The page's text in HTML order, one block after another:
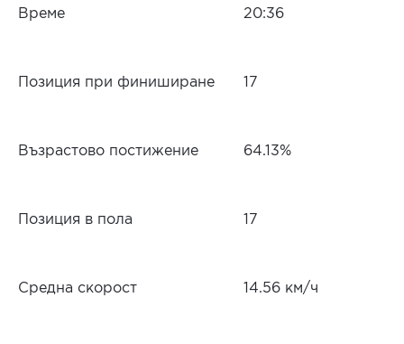
Време 20:36
Позиция при финиширане 17
Възрастово постижение 64.13%
Позиция в пола 17
Средна скорост 14.56 км/ч